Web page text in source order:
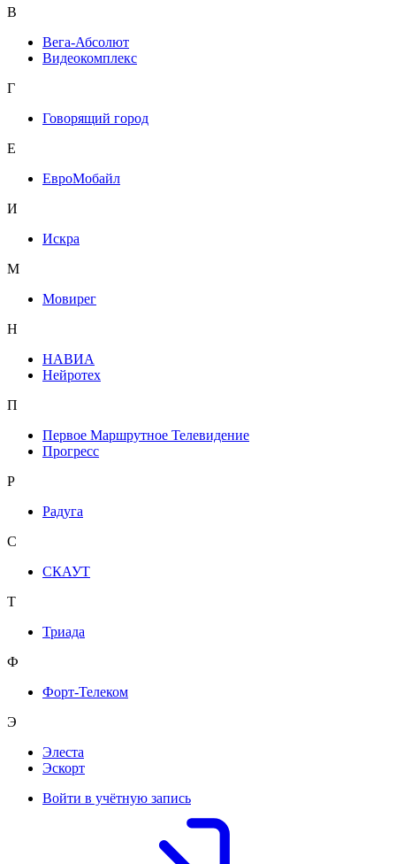
В
Вега-Абсолют
Видеокомплекс
Г
Говорящий город
Е
ЕвроМобайл
И
Искра
М
Мовирег
Н
НАВИА
Нейротех
П
Первое Маршрутное Телевидение
Прогресс
Р
Радуга
С
СКАУТ
Т
Триада
Ф
Форт-Телеком
Э
Элеста
Эскорт
Войти в учётную запись